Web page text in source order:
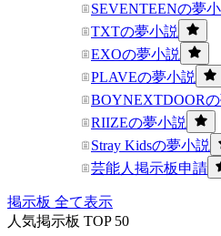
SEVENTEENの夢
TXTの夢小説
EXOの夢小説
PLAVEの夢小説
BOYNEXTDOOR
RIIZEの夢小説
Stray Kidsの夢小説
芸能人掲示板申請
掲示板 全て表示
人気掲示板 TOP 50